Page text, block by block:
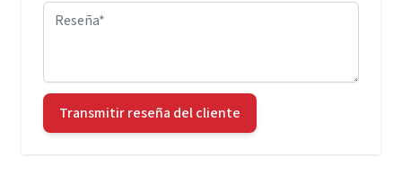
Reseña
Transmitir reseña del cliente